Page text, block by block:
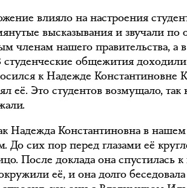
влияло на настроения
высказывания и звучали
членам нашего правительства, а
студенческие общежития
к Надежде Константиновне
её. Это студентов возмущало,
Надежда Константиновна в нашем
До сих пор перед глазами её
После доклада она спустилась
её, и она долго